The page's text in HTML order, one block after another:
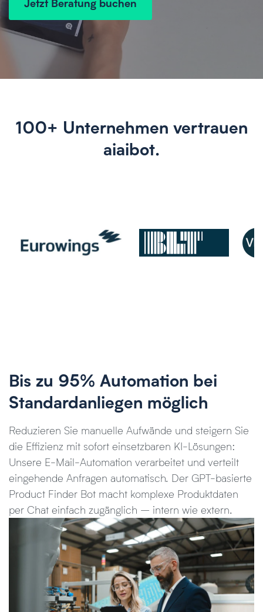
Jetzt Beratung buchen
100+ Unternehmen vertrauen
aiaibot.
Bis zu 95% Automation bei
Standardanliegen möglich
Reduzieren Sie manuelle Aufwände und steigern Sie
die Effizienz mit sofort einsetzbaren KI-Lösungen:
Unsere E-Mail-Automation verarbeitet und verteilt
eingehende Anfragen automatisch. Der GPT-basierte
Product Finder Bot macht komplexe Produktdaten
per Chat einfach zugänglich – intern wie extern.